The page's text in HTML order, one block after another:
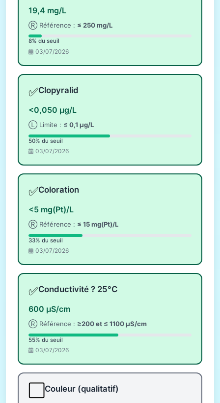
19,4 mg/L
Ⓡ Référence : ≤ 250 mg/L
8% du seuil
03/07/2026
✅Clopyralid
<0,050 µg/L
Ⓛ Limite : ≤ 0,1 µg/L
50% du seuil
03/07/2026
✅Coloration
<5 mg(Pt)/L
Ⓡ Référence : ≤ 15 mg(Pt)/L
33% du seuil
03/07/2026
✅Conductivité ? 25°C
600 µS/cm
Ⓡ Référence : ≥200 et ≤ 1100 µS/cm
55% du seuil
03/07/2026
Couleur (qualitatif)